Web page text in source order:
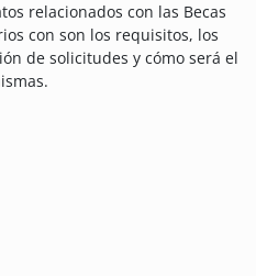
relacionados con las Becas
con son los requisitos, los
de solicitudes y cómo será el